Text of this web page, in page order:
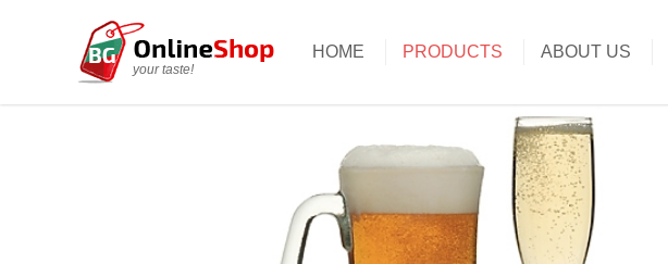
your taste!
HOME PRODUCTS ABOUT US